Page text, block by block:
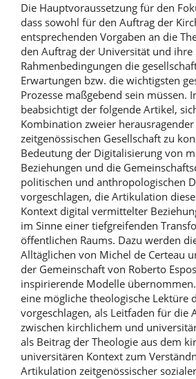
Die Hauptvoraussetzung für den
dass sowohl für den Auftrag der
entsprechenden Vorgaben an die
den Auftrag der Universität und ihre
Rahmenbedingungen die
Erwartungen bzw. die wichtigsten
Prozesse maßgebend sein müssen.
beabsichtigt der folgende Artikel,
Kombination zweier
zeitgenössischen Gesellschaft zu
Bedeutung der Digitalisierung von
Beziehungen und die
politischen und anthropologischen
vorgeschlagen, die Artikulation
Kontext digital vermittelter
im Sinne einer tiefgreifenden
öffentlichen Raums. Dazu werden
Alltäglichen von Michel de Certeau
der Gemeinschaft von Roberto
inspirierende Modelle
eine mögliche theologische Lektüre
vorgeschlagen, als Leitfaden für die
zwischen kirchlichem und
als Beitrag der Theologie aus dem
universitären Kontext zum
Artikulation zeitgenössischer